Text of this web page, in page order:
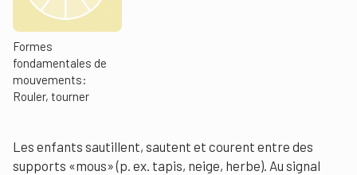
Formes
fondamentales de
mouvements:
Rouler, tourner
Les enfants sautillent, sautent et courent entre des
supports «mous» (p. ex. tapis, neige, herbe). Au signal